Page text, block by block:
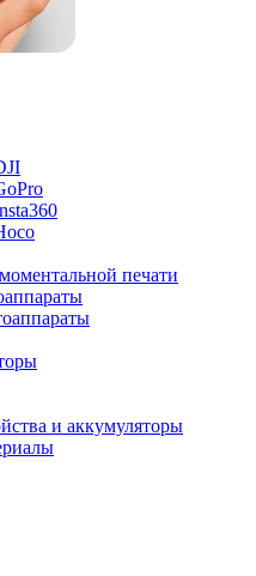
печати
и аккумуляторы